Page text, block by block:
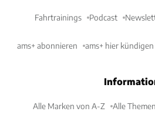
Fahrtrainings Podcast
ams+ abonnieren ams+ hier kündigen
Alle Marken von A-Z Alle